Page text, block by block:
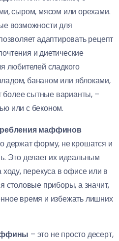
сыром, мясом или орехами.
возможности для
адаптировать рецепт
и диетические
любителей сладкого
бананом или яблоками,
более сытные варианты, –
или с беконом.
маффинов
держат форму, не крошатся и
Это делает их идеальным
перекуса в офисе или в
столовые приборы, а значит,
время и избежать лишних
– это не просто десерт,